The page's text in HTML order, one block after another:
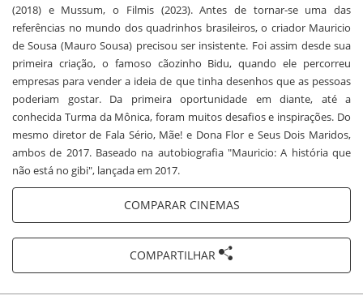
(2018) e Mussum, o Filmis (2023). Antes de tornar-se uma das
referências no mundo dos quadrinhos brasileiros, o criador Mauricio
de Sousa (Mauro Sousa) precisou ser insistente. Foi assim desde sua
primeira criação, o famoso cãozinho Bidu, quando ele percorreu
empresas para vender a ideia de que tinha desenhos que as pessoas
poderiam gostar. Da primeira oportunidade em diante, até a
conhecida Turma da Mônica, foram muitos desafios e inspirações. Do
mesmo diretor de Fala Sério, Mãe! e Dona Flor e Seus Dois Maridos,
ambos de 2017. Baseado na autobiografia "Mauricio: A história que
não está no gibi", lançada em 2017.
COMPARAR CINEMAS
COMPARTILHAR